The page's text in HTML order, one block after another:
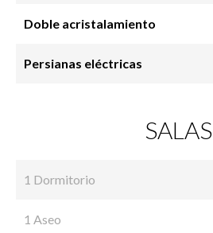
Doble acristalamiento
Persianas eléctricas
SALAS
1 Dormitorio
1 Aseo